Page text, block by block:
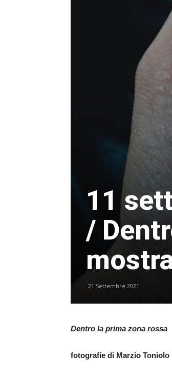
11
/
21 Settembre 2021
Dentro la prima zona rossa
fotografie di Marzio Toniolo